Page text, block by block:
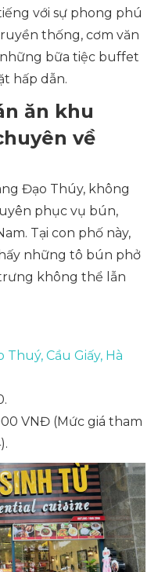
với sự phong phú
thống, cơm văn
bữa tiệc buffet
hấp dẫn.
ăn khu
về
Đạo Thúy, không
phục vụ bún,
Tại con phố này,
những tô bún phở
không thể lẫn
Cầu Giấy, Hà
VNĐ (Mức giá tham